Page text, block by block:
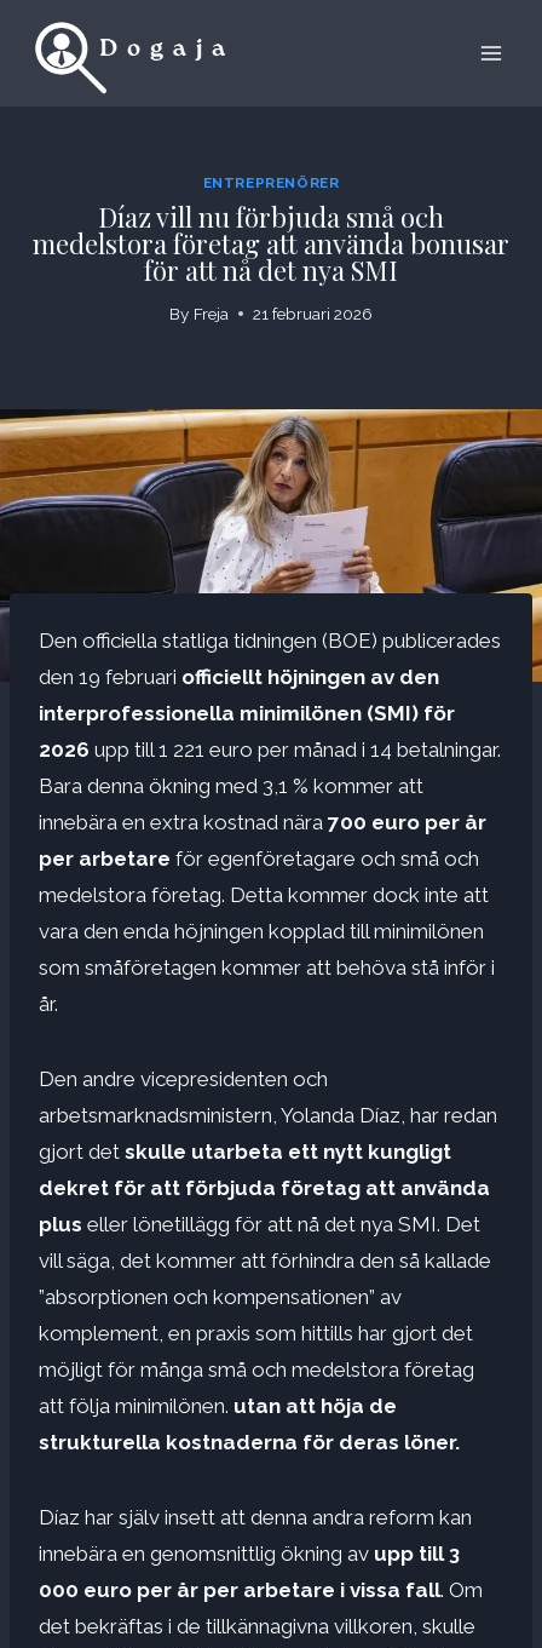
ENTREPRENÖRER
Díaz vill nu förbjuda små och
medelstora företag att använda bonusar
för att nå det nya SMI
By Freja 21 februari 2026
Den officiella statliga tidningen (BOE) publicerades
den 19 februari officiellt höjningen av den
interprofessionella minimilönen (SMI) för
2026 upp till 1 221 euro per månad i 14 betalningar.
Bara denna ökning med 3,1 % kommer att
innebära en extra kostnad nära 700 euro per år
per arbetare för egenföretagare och små och
medelstora företag. Detta kommer dock inte att
vara den enda höjningen kopplad till minimilönen
som småföretagen kommer att behöva stå inför i
år.
Den andre vicepresidenten och
arbetsmarknadsministern, Yolanda Díaz, har redan
gjort det skulle utarbeta ett nytt kungligt
dekret för att förbjuda företag att använda
plus eller lönetillägg för att nå det nya SMI. Det
vill säga, det kommer att förhindra den så kallade
”absorptionen och kompensationen” av
komplement, en praxis som hittills har gjort det
möjligt för många små och medelstora företag
att följa minimilönen. utan att höja de
strukturella kostnaderna för deras löner.
Díaz har själv insett att denna andra reform kan
innebära en genomsnittlig ökning av upp till 3
000 euro per år per arbetare i vissa fall. Om
det bekräftas i de tillkännagivna villkoren, skulle